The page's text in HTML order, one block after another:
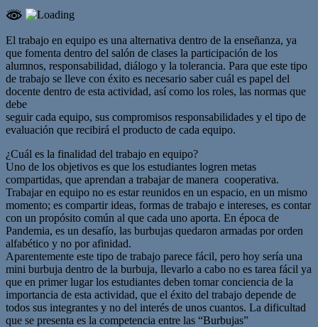
El trabajo en equipo es una alternativa dentro de la enseñanza, ya
que fomenta dentro del salón de clases la participación de los
alumnos, responsabilidad, diálogo y la tolerancia. Para que este tipo
de trabajo se lleve con éxito es necesario saber cuál es papel del
docente dentro de esta actividad, así como los roles, las normas que
debe
seguir cada equipo, sus compromisos responsabilidades y el tipo de
evaluación que recibirá el producto de cada equipo.
¿Cuál es la finalidad del trabajo en equipo?
Uno de los objetivos es que los estudiantes logren metas
compartidas, que aprendan a trabajar de manera cooperativa.
Trabajar en equipo no es estar reunidos en un espacio, en un mismo
momento; es compartir ideas, formas de trabajo e intereses, es contar
con un propósito común al que cada uno aporta. En época de
Pandemia, es un desafío, las burbujas quedaron armadas por orden
alfabético y no por afinidad.
Aparentemente este tipo de trabajo parece fácil, pero hoy sería una
mini burbuja dentro de la burbuja, llevarlo a cabo no es tarea fácil ya
que en primer lugar los estudiantes deben tomar conciencia de la
importancia de esta actividad, que el éxito del trabajo depende de
todos sus integrantes y no del interés de unos cuantos. La dificultad
que se presenta es la competencia entre las “Burbujas”